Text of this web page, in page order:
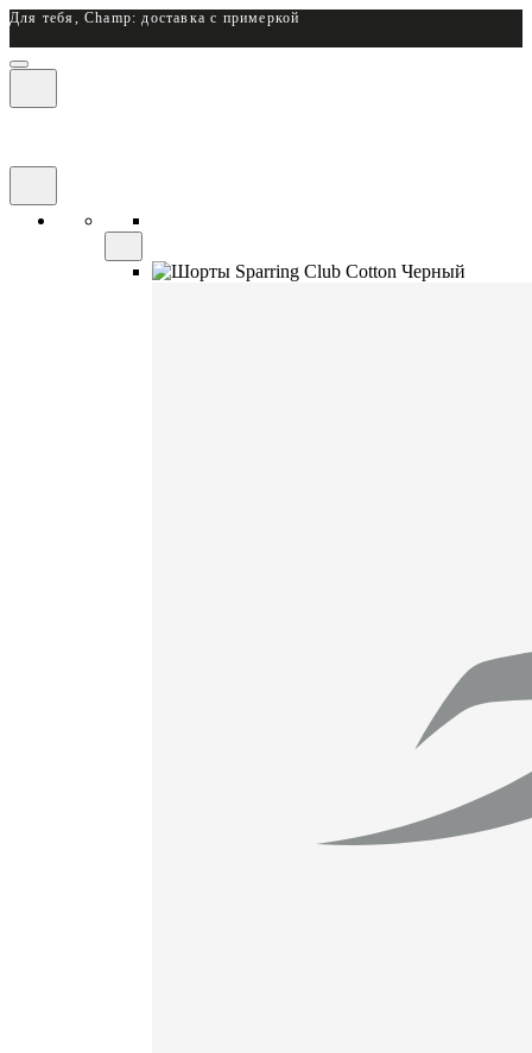
Для тебя, Champ: доставка с примеркой